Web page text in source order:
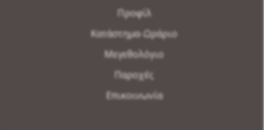
Προφίλ
Κατάστημα-Ωράριο
Μεγεθολόγιο
Παροχές
Επικοινωνία